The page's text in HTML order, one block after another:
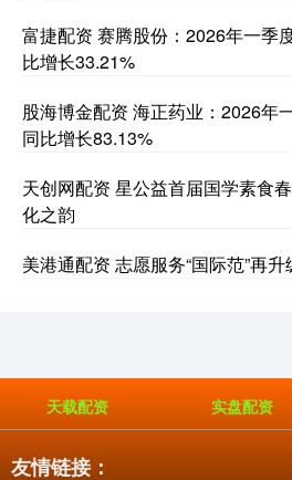
富捷配资 赛腾股份：2026年一季
比增长33.21%
股海博金配资 海正药业：2026年
同比增长83.13%
天创网配资 星公益首届国学素食
化之韵
美港通配资 志愿服务“国际范”再
天载配资 实盘配资
友情链接：